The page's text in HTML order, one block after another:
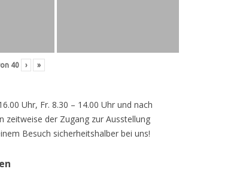
40 › »
Uhr, Fr. 8.30 – 14.00 Uhr und nach
zeitweise der Zugang zur Ausstellung
Besuch sicherheitshalber bei uns!